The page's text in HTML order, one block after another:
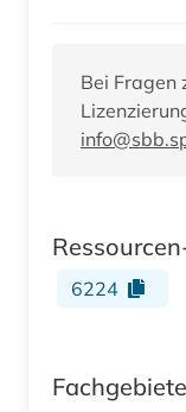
Bei Fragen
6224
Fachgebiete